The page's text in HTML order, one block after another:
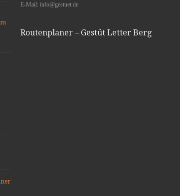
E-Mail: info@gestuet.de
Routenplaner – Gestüt Letter Berg